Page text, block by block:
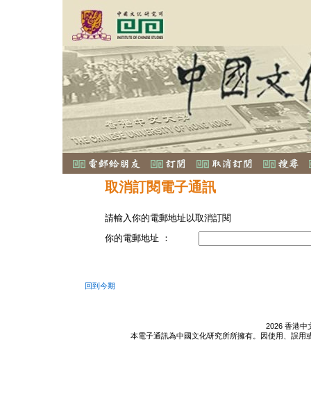
取消訂閱電子通訊
請輸入你的電郵地址以取消訂閱
你的電郵地址 ：
回到今期
2026 香港中
本電子通訊為中國文化研究所所擁有。因使用、誤